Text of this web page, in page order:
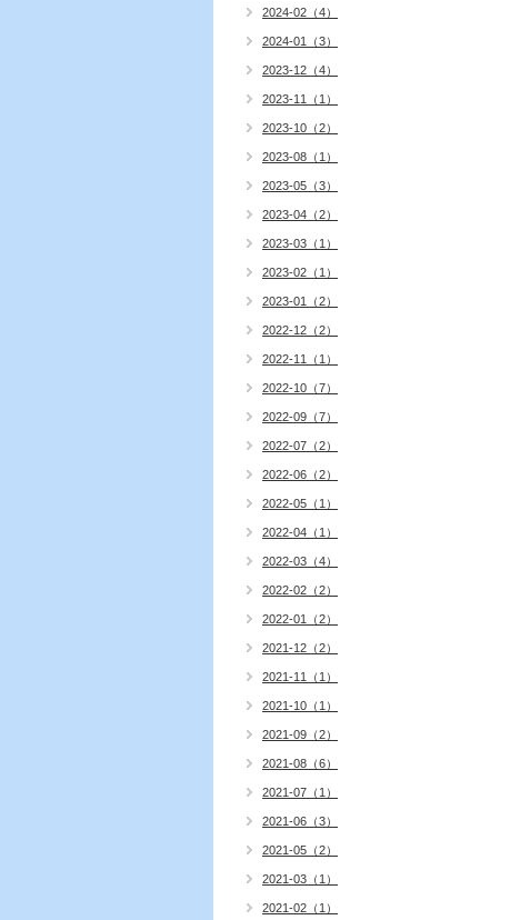
2024-02（4）
2024-01（3）
2023-12（4）
2023-11（1）
2023-10（2）
2023-08（1）
2023-05（3）
2023-04（2）
2023-03（1）
2023-02（1）
2023-01（2）
2022-12（2）
2022-11（1）
2022-10（7）
2022-09（7）
2022-07（2）
2022-06（2）
2022-05（1）
2022-04（1）
2022-03（4）
2022-02（2）
2022-01（2）
2021-12（2）
2021-11（1）
2021-10（1）
2021-09（2）
2021-08（6）
2021-07（1）
2021-06（3）
2021-05（2）
2021-03（1）
2021-02（1）